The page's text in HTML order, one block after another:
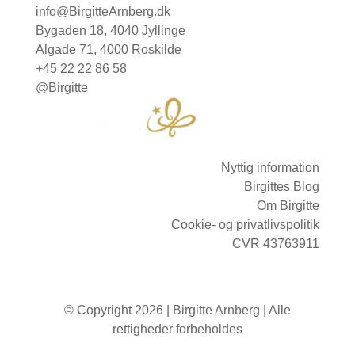
info@BirgitteArnberg.dk
Bygaden 18, 4040 Jyllinge
Algade 71, 4000 Roskilde
+45 22 22 86 58
@Birgitte
Nyttig information
Birgittes Blog
Om Birgitte
Cookie- og privatlivspolitik
CVR 43763911
© Copyright 2026 | Birgitte Arnberg | Alle
rettigheder forbeholdes